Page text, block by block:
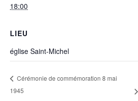
18:00
LIEU
église Saint-Michel
Cérémonie de commémoration 8 mai
1945